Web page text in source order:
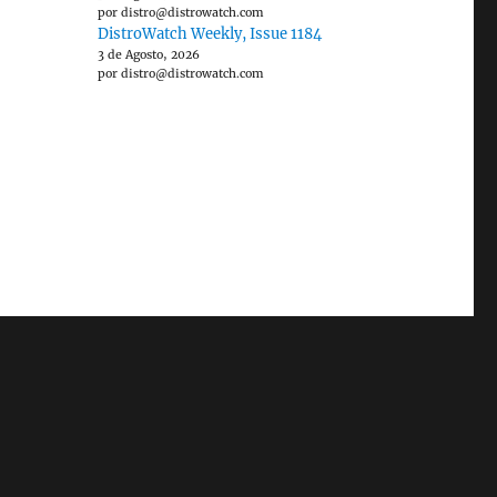
por distro@distrowatch.com
DistroWatch Weekly, Issue 1184
3 de Agosto, 2026
por distro@distrowatch.com